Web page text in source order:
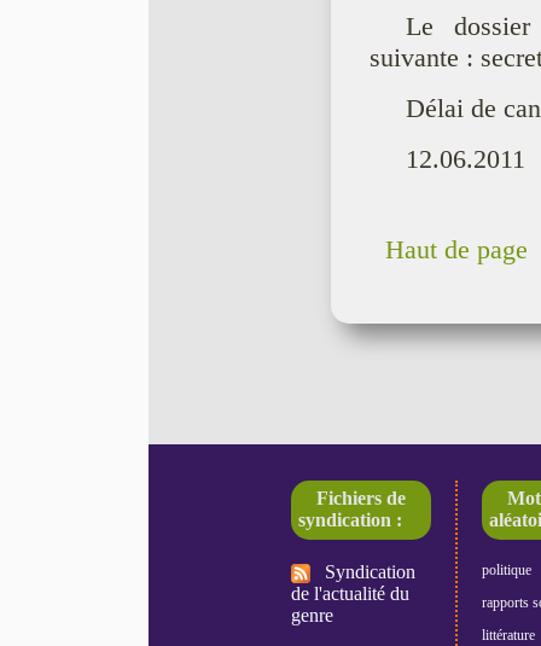
Le
suivante :
Délai de
12.06.2011
Haut de page
Fichiers de
syndication :
Syndication
de l'actualité du
genre
politique
rapports
littérature